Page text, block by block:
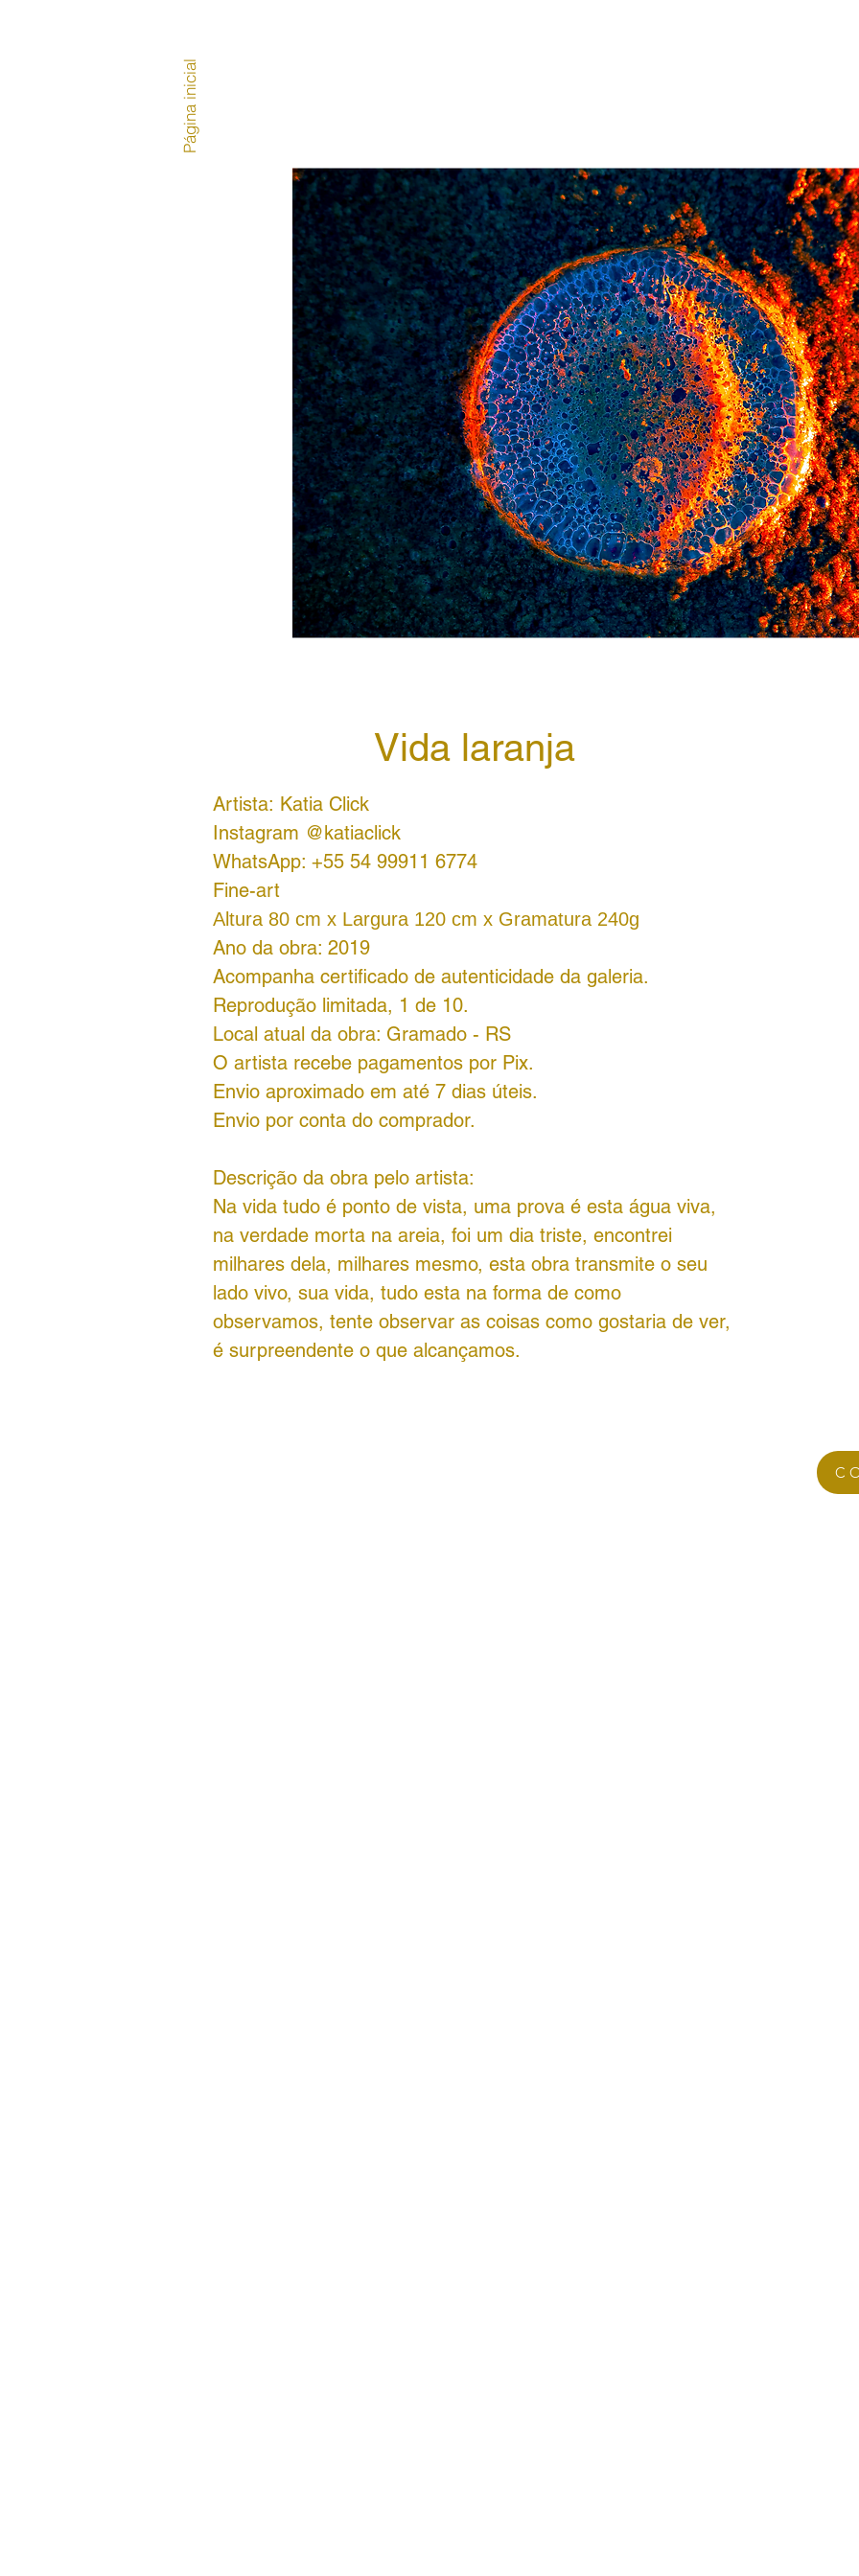
Vida laranja
Artista: Katia Click
Instagram @katiaclick
WhatsApp: +55 54 99911 6774
Fine-art
Altura 80 cm x Largura 120 cm x Gramatura 240g
Ano da obra: 2019
Acompanha certificado de autenticidade da galeria.
Reprodução limitada, 1 de 10.
Local atual da obra: Gramado - RS
O artista recebe pagamentos por Pix.
Envio aproximado em até 7 dias úteis.
Envio por conta do comprador.
Descrição da obra pelo artista:
Na vida tudo é ponto de vista, uma prova é esta água viva,
na verdade morta na areia, foi um dia triste, encontrei
milhares dela, milhares mesmo, esta obra transmite o seu
lado vivo, sua vida, tudo esta na forma de como
observamos, tente observar as coisas como gostaria de ver,
é surpreendente o que alcançamos.
Página inicial